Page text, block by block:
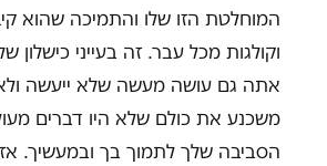
המוחלטת הזו שלו והתמיכה שהוא
וקולגות מכל עבר. זה בעייני כישלון
אתה גם עושה מעשה שלא ייעשה ולא
משכנע את כולם שלא היו דברים
הסביבה שלך לתמוך בך ובמעשיך.